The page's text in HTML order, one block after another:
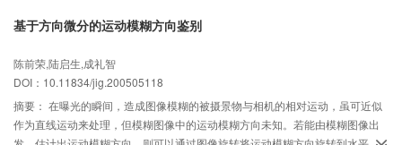
动的头部轮廓跟踪的实验证明，该算法不仅对目标轮廓跟踪具有较好的效果，
基于方向微分的运动模糊方向鉴别
陈前荣,陆启生,成礼智
DOI：10.11834/jig.200505118
摘要： 在曝光的瞬间，造成图像模糊的被摄景物与相机的相对运动，虽可近似
作为直线运动来处理，但模糊图像中的运动模糊方向未知。若能由模糊图像出